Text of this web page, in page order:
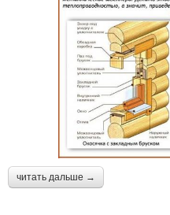
читать дальше →